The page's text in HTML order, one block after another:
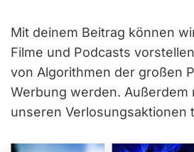
Mit deinem Beitrag können
Filme und Podcasts
von Algorithmen der großen
Werbung werden. Außerdem
unseren Verlosungsaktionen